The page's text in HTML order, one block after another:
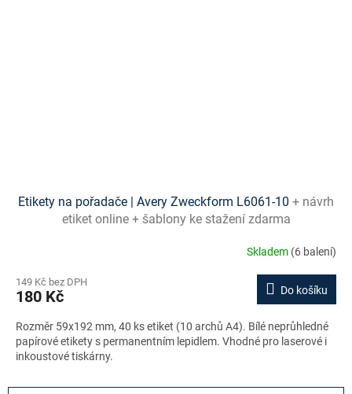
Etikety na pořadače | Avery Zweckform L6061-10 + návrh
etiket online + šablony ke stažení zdarma
Skladem (6 balení)
149 Kč bez DPH
180 Kč Do košíku
Rozměr 59x192 mm, 40 ks etiket (10 archů A4). Bílé neprůhledné
papírové etikety s permanentním lepidlem. Vhodné pro laserové i
inkoustové tiskárny.